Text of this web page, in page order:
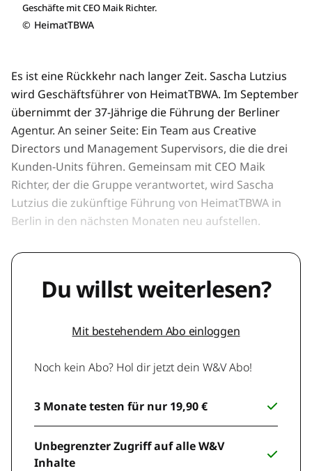
Geschäfte mit CEO Maik Richter.
© HeimatTBWA
Es ist eine Rückkehr nach langer Zeit. Sascha Lutzius
wird Geschäftsführer von HeimatTBWA. Im September
übernimmt der 37-Jährige die Führung der Berliner
Agentur. An seiner Seite: Ein Team aus Creative
Directors und Management Supervisors, die die drei
Kunden-Units führen. Gemeinsam mit CEO Maik
Richter, der die Gruppe verantwortet, wird Sascha
Lutzius die zukünftige Führung von HeimatTBWA in
Berlin in den nächsten Monaten neu aufstellen.
Du willst weiterlesen?
Mit bestehendem Abo einloggen
Noch kein Abo? Hol dir jetzt dein W&V Abo!
3 Monate testen für nur 19,90 €
Unbegrenzter Zugriff auf alle W&V
Inhalte